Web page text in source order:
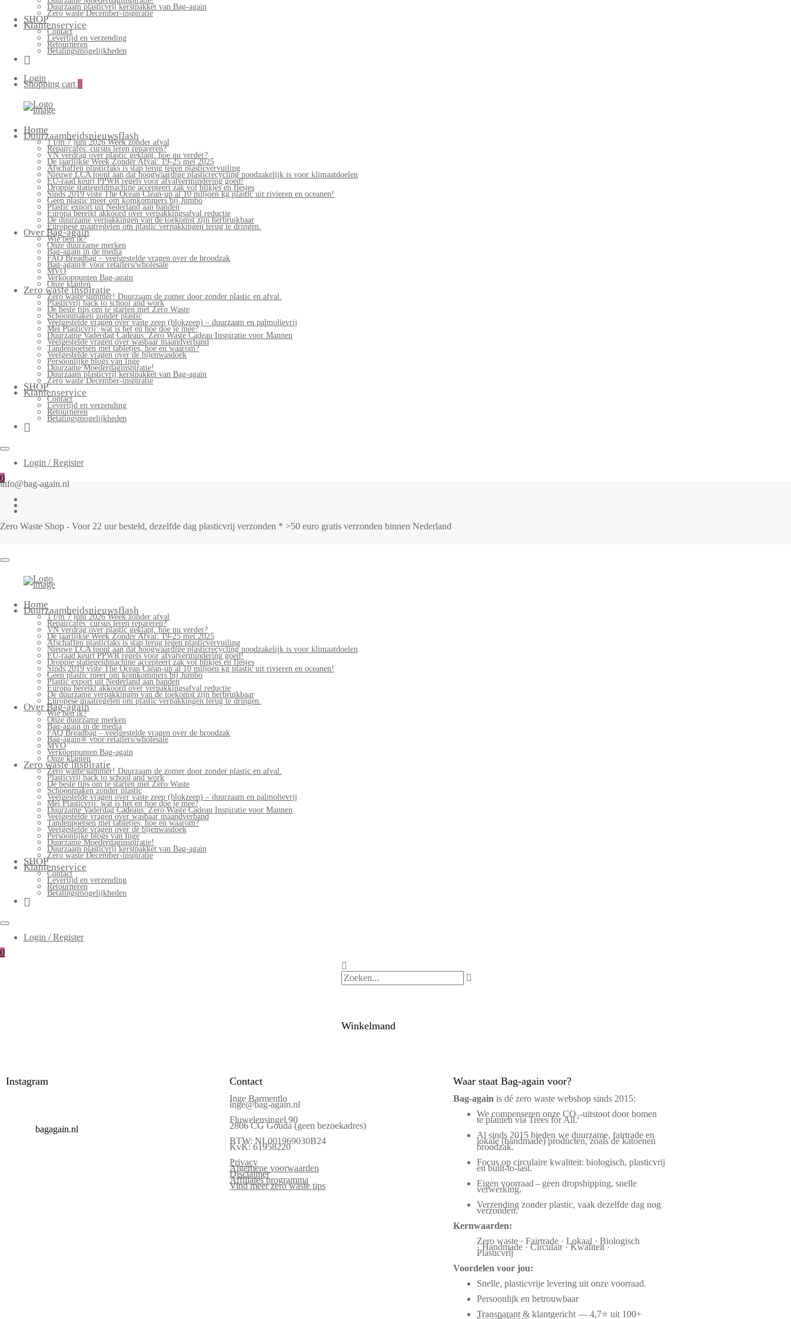
Duurzaam plasticvrij kerstpakket van Bag-again
Zero waste December-inspiratie
SHOP
Klantenservice
Contact
Levertijd en verzending
Retourneren
Betalingsmogelijkheden
Login
Shopping cart 0
Home
Duurzaamheidsnieuwsflash
1 t/m 7 juni 2026 Week zonder afval
Repaircafés: cursus leren repareren?
VN verdrag over plastic geklapt, hoe nu verder?
De jaarlijkse Week Zonder Afval: 19-25 mei 2025
Afschaffen plastictaks is stap terug tegen plasticvervuiling
Nieuwe LCA toont aan dat hoogwaardige plasticrecycling noodzakelijk is voor klimaatdoelen
EU-raad keurt PPWR regels voor afvalvermindering goed!
Droppie statiegeldmachine accepteert zak vol blikjes en flesjes
Sinds 2019 viste The Ocean Clean-up al 10 miljoen kg plastic uit rivieren en oceanen!
Geen plastic meer om komkommers bij Jumbo
Plastic export uit Nederland aan banden
Europa bereikt akkoord over verpakkingsafval reductie
De duurzame verpakkingen van de toekomst zijn herbruikbaar
Europese maatregelen om plastic verpakkingen terug te dringen.
Over Bag-again
Wie ben ik?
Onze duurzame merken
Bag-again in de media
FAQ Breadbag – veelgestelde vragen over de broodzak
Bag-again® voor retailers/wholesale
MVO
Verkooppunten Bag-again
Onze klanten
Zero waste inspiratie
Zero waste summer! Duurzaam de zomer door zonder plastic en afval.
Plasticvrij back to school and work
De beste tips om te starten met Zero Waste
Schoonmaken zonder plastic
Veelgestelde vragen over vaste zeep (blokzeep) – duurzaam en palmolievrij
Mei Plasticvrij: wat is het en hoe doe je mee?
Duurzame Vaderdag Cadeaus: Zero Waste Cadeau Inspiratie voor Mannen
Veelgestelde vragen over wasbaar maandverband
Tandenpoetsen met tabletjes, hoe en waarom?
Veelgestelde vragen over de bijenwasdoek
Persoonlijke blogs van Inge
Duurzame Moederdaginspiratie!
Duurzaam plasticvrij kerstpakket van Bag-again
Zero waste December-inspiratie
SHOP
Klantenservice
Contact
Levertijd en verzending
Retourneren
Betalingsmogelijkheden
Login / Register
0
info@bag-again.nl
Zero Waste Shop - Voor 22 uur besteld, dezelfde dag plasticvrij verzonden * >50 euro gratis verzonden binnen Nederland
Home
Duurzaamheidsnieuwsflash
1 t/m 7 juni 2026 Week zonder afval
Repaircafés: cursus leren repareren?
VN verdrag over plastic geklapt, hoe nu verder?
De jaarlijkse Week Zonder Afval: 19-25 mei 2025
Afschaffen plastictaks is stap terug tegen plasticvervuiling
Nieuwe LCA toont aan dat hoogwaardige plasticrecycling noodzakelijk is voor klimaatdoelen
EU-raad keurt PPWR regels voor afvalvermindering goed!
Droppie statiegeldmachine accepteert zak vol blikjes en flesjes
Sinds 2019 viste The Ocean Clean-up al 10 miljoen kg plastic uit rivieren en oceanen!
Geen plastic meer om komkommers bij Jumbo
Plastic export uit Nederland aan banden
Europa bereikt akkoord over verpakkingsafval reductie
De duurzame verpakkingen van de toekomst zijn herbruikbaar
Europese maatregelen om plastic verpakkingen terug te dringen.
Over Bag-again
Wie ben ik?
Onze duurzame merken
Bag-again in de media
FAQ Breadbag – veelgestelde vragen over de broodzak
Bag-again® voor retailers/wholesale
MVO
Verkooppunten Bag-again
Onze klanten
Zero waste inspiratie
Zero waste summer! Duurzaam de zomer door zonder plastic en afval.
Plasticvrij back to school and work
De beste tips om te starten met Zero Waste
Schoonmaken zonder plastic
Veelgestelde vragen over vaste zeep (blokzeep) – duurzaam en palmolievrij
Mei Plasticvrij: wat is het en hoe doe je mee?
Duurzame Vaderdag Cadeaus: Zero Waste Cadeau Inspiratie voor Mannen
Veelgestelde vragen over wasbaar maandverband
Tandenpoetsen met tabletjes, hoe en waarom?
Veelgestelde vragen over de bijenwasdoek
Persoonlijke blogs van Inge
Duurzame Moederdaginspiratie!
Duurzaam plasticvrij kerstpakket van Bag-again
Zero waste December-inspiratie
SHOP
Klantenservice
Contact
Levertijd en verzending
Retourneren
Betalingsmogelijkheden
Login / Register
0
Winkelmand
Instagram
bagagain.nl
Contact
Inge Barmentlo
inge@bag-again.nl
Fluwelensingel 90
2806 CG Gouda (geen bezoekadres)
BTW: NL001969030B24
KvK: 61958220
Privacy
Algemene voorwaarden
Disclaimer
Affiliates programma
Vind meer zero waste tips
Waar staat Bag-again voor?
Bag‑again is dé zero waste webshop sinds 2015:
We compenseren onze CO₂-uitstoot door bomen
te planten via Trees for All.
Al sinds 2015 bieden we duurzame, fairtrade en
lokale (handmade) producten, zoals de katoenen
broodzak.
Focus op circulaire kwaliteit: biologisch, plasticvrij
en built-to-last.
Eigen voorraad – geen dropshipping, snelle
verwerking.
Verzending zonder plastic, vaak dezelfde dag nog
verzonden.
Kernwaarden:
Zero waste · Fairtrade · Lokaal · Biologisch
· Handmade · Circulair · Kwaliteit ·
Plasticvrij
Voordelen voor jou:
Snelle, plasticvrije levering uit onze voorraad.
Persoonlijk en betrouwbaar
Transparant & klantgericht — 4,7⭐ uit 100+